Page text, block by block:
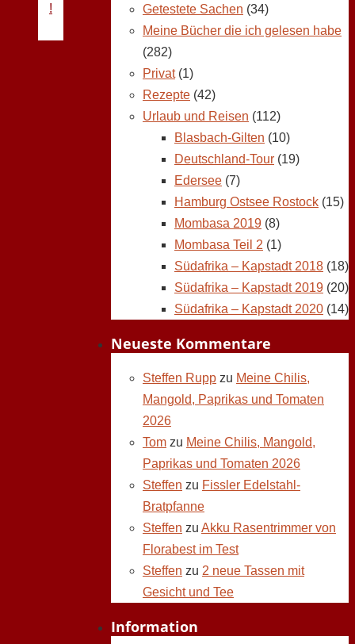
!
Getestete Sachen (34)
Meine Bücher die ich gelesen habe
(282)
Privat(1)
Rezepte (42)
Urlaub und Reisen (112)
Blasbach-Gilten (10)
Deutschland-Tour (19)
Edersee (7)
Hamburg Ostsee Rostock (15)
Mombasa 2019 (8)
Mombasa Teil 2 (1)
Südafrika – Kapstadt 2018 (18)
Südafrika – Kapstadt 2019 (20)
Südafrika – Kapstadt 2020 (14)
Neueste Kommentare
Steffen Rupp zu Meine Chilis,
Mangold, Paprikas und Tomaten
2026
Tom zu Meine Chilis, Mangold,
Paprikas und Tomaten 2026
Steffen zu Fissler Edelstahl-
Bratpfanne
Steffen zu Akku Rasentrimmer von
Florabest im Test
Steffen zu 2 neue Tassen mit
Gesicht und Tee
Information